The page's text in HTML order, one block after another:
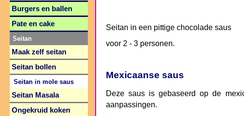
Seitan in een pittige chocolade saus
voor 2 - 3 personen.
Mexicaanse saus
Deze saus is gebaseerd op de
aanpassingen.
Burgers en ballen
Pate en cake
Seitan
Maak zelf seitan
Seitan bollen
Seitan in mole saus
Seitan Masala
Ongekruid koken